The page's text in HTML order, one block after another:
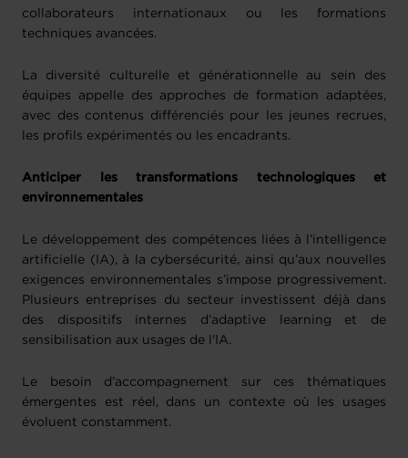
collaborateurs internationaux ou les formations
techniques avancées.
La diversité culturelle et générationnelle au sein des
équipes appelle des approches de formation adaptées,
avec des contenus différenciés pour les jeunes recrues,
les profils expérimentés ou les encadrants.
Anticiper les transformations technologiques et
environnementales
Le développement des compétences liées à l’intelligence
artificielle (IA), à la cybersécurité, ainsi qu’aux nouvelles
exigences environnementales s’impose progressivement.
Plusieurs entreprises du secteur investissent déjà dans
des dispositifs internes d’adaptive learning et de
sensibilisation aux usages de l'IA.
Le besoin d’accompagnement sur ces thématiques
émergentes est réel, dans un contexte où les usages
évoluent constamment.